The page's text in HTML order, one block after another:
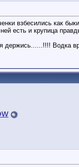
взбесились как
есть и крупица
держись......!!!! Водка